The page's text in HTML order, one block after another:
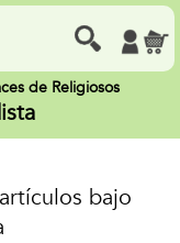
de Religiosos
bajo